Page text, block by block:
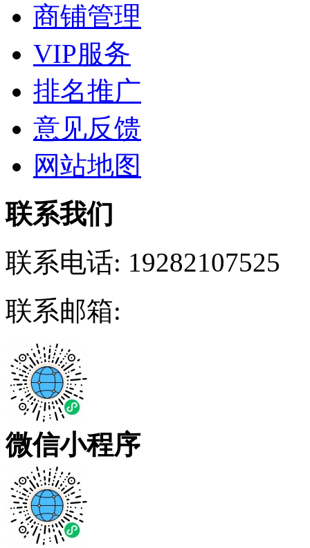
商铺管理
VIP服务
排名推广
意见反馈
网站地图
联系我们
联系电话: 19282107525
联系邮箱:
微信小程序